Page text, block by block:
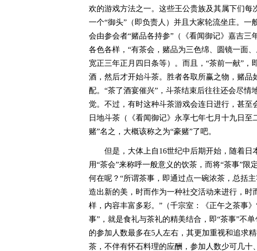
欢的游戏方法之一。这些王公贵族及其属下们
一个“御头”（即负责人）并且大家轮流坐庄。一
会由参会者“赌品各持参”（《看闻御记》嘉吉三
各色各样，“有茶会，赌品为三色绵、圆镜一面
宽正三年正月四日条等）。而且，“茶前一献”
酒，然后才开始斗茶。胜者各取所赢之物，赌品
配。“茶了酒宴催兴”，斗茶结束后往往还会尽
觉。不过，有时这种斗茶游戏会连日进行，甚
日地斗茶（《看闻御记》永享七年七月十九日
赌”名之，大概该称之为“豪赌”了吧。
但是，大体上自16世纪中后期开始，随着
用“茶会”来称呼一般意义的饮茶，而将“茶事”限
何在呢？“所谓茶事，即通过点一碗浓茶，总括
造出新的美，时而作为一种社交活动来进行，
样，内容丰富多彩。”（千宗室：《正午之茶事
事”，就是食礼与茶礼的精美结合，即“茶事”不
的参加人数最多在5人左右，其更加重视和追求
茶，不伴有怀石料理的应酬，参加人数少可几